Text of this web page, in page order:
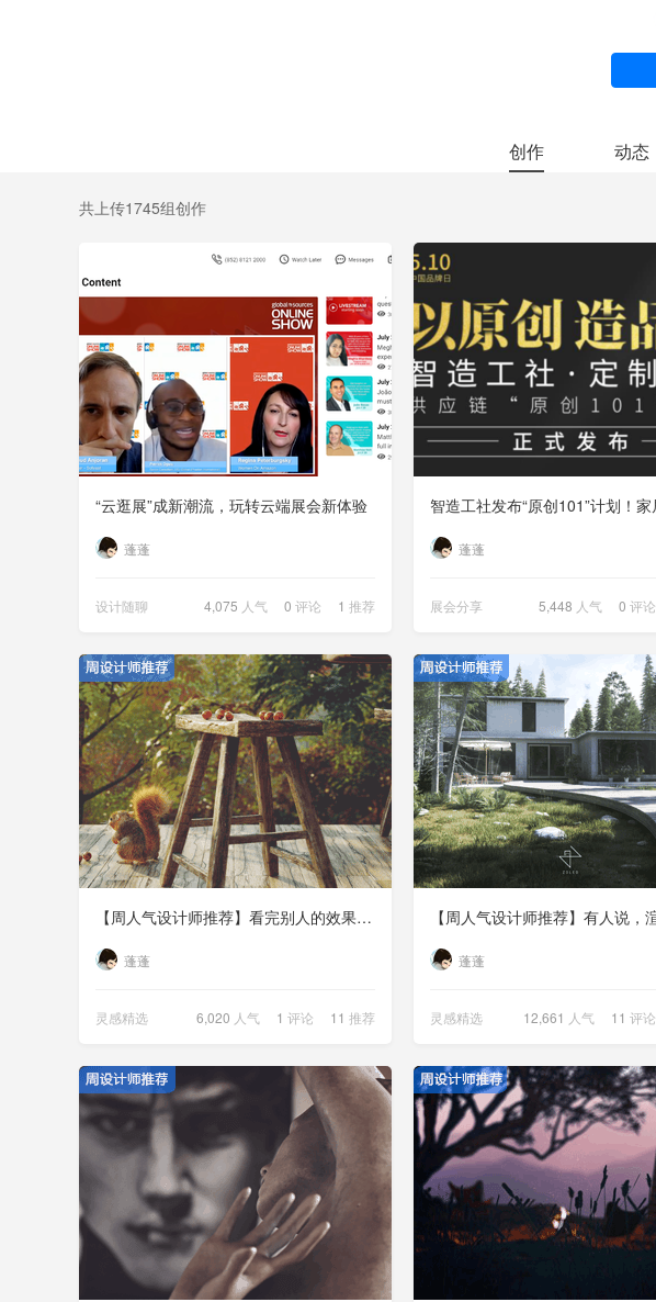
创作 动态
共上传1745组创作
“云逛展”成新潮流，玩转云端展会新体验
蓬蓬
设计随聊 4,075 人气 0 评论 1 推荐
蓬蓬
展会分享 5,448 人气 0 评论
【周人气设计师推荐】看完别人的效果图，“扶我起来！我还能画！”
蓬蓬
灵感精选 6,020 人气 1 评论 11 推荐
蓬蓬
灵感精选 12,661 人气 11 评论